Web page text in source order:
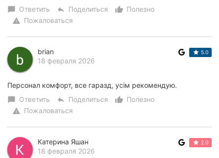
chat_bubble Ответить reply Поделиться thumb_up_alt
Полезно
warning Пожаловаться
brian
18 февраля 2026
5.0
Персонал комфорт, все гаразд, усім рекомендую.
chat_bubble Ответить reply Поделиться thumb_up_alt
Полезно
warning Пожаловаться
Катерина Яшан
18 февраля 2026
2.0